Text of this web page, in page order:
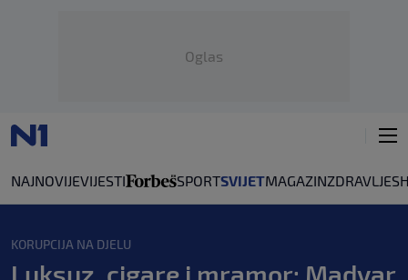
Oglas
NAJNOVIJEVIJESTI SPORTSVIJETMAGAZINZDRAVLJE
KORUPCIJA NA DJELU
Luksuz, cigare i mramor: Madyar